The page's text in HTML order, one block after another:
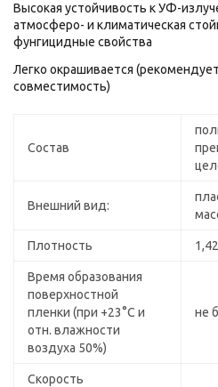
Высокая устойчивость к УФ-
атмосферо- и климатическая
фунгицидные свойства
Легко окрашивается
совместимость)
Состав
Внешний вид:
Плотность
Время образования
поверхностной
пленки (при +23°С и
отн. влажности
воздуха 50%)
не
Скорость